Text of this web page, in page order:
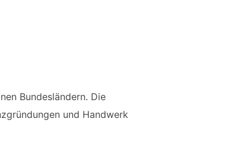
Bundesländern. Die
und Handwerk